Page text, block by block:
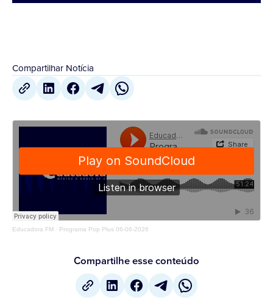
Compartilhar Notícia
Educadora FM · Programa Pop Plus 06-06-2026
Compartilhe esse conteúdo